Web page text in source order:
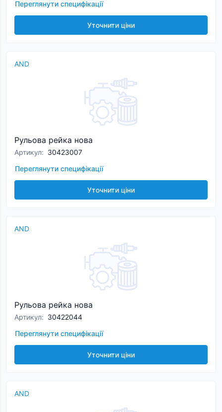
Переглянути специфікації
Уточнити ціни
AND
Рульова рейка нова
Артикул: 30423007
Переглянути специфікації
Уточнити ціни
AND
Рульова рейка нова
Артикул: 30422044
Переглянути специфікації
Уточнити ціни
AND